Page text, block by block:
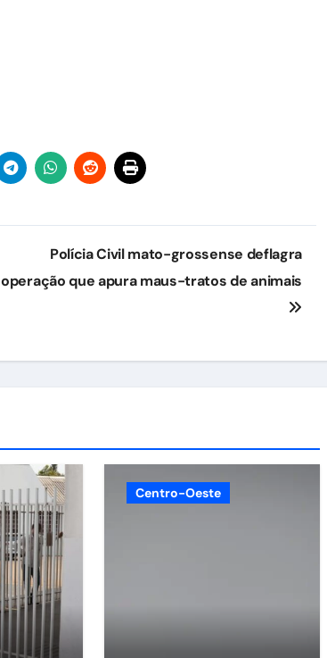
Polícia Civil mato-grossense deflagra
operação que apura maus-tratos de animais
Centro-Oeste